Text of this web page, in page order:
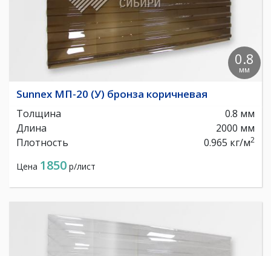
0.8
мм
Sunnex МП-20 (У) бронза коричневая
Толщина
0.8 мм
Длина
2000 мм
Плотность
0.965 кг/м2
Цена 1850 р/лист